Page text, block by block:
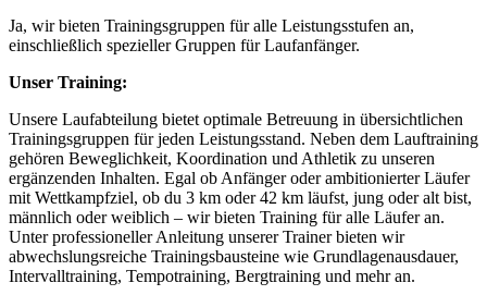
Ja, wir bieten Trainingsgruppen für alle Leistungsstufen an,
einschließlich spezieller Gruppen für Laufanfänger.
Unser Training:
Unsere Laufabteilung bietet optimale Betreuung in übersichtlichen
Trainingsgruppen für jeden Leistungsstand. Neben dem Lauftraining
gehören Beweglichkeit, Koordination und Athletik zu unseren
ergänzenden Inhalten. Egal ob Anfänger oder ambitionierter Läufer
mit Wettkampfziel, ob du 3 km oder 42 km läufst, jung oder alt bist,
männlich oder weiblich – wir bieten Training für alle Läufer an.
Unter professioneller Anleitung unserer Trainer bieten wir
abwechslungsreiche Trainingsbausteine wie Grundlagenausdauer,
Intervalltraining, Tempotraining, Bergtraining und mehr an.